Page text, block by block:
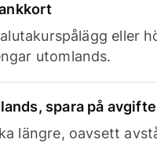
eller
utomlands.
spara på
längre, oavsett